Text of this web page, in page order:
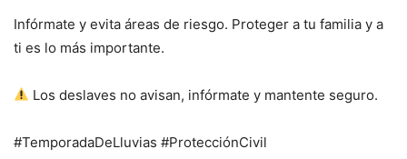
Infórmate y evita áreas de riesgo. Proteger a tu familia y a
ti es lo más importante.
Los deslaves no avisan, infórmate y mantente seguro.
#TemporadaDeLluvias #ProtecciónCivil